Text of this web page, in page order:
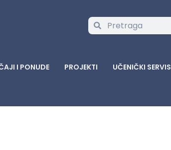
I PONUDE PROJEKTI UČENIČKI SERVIS